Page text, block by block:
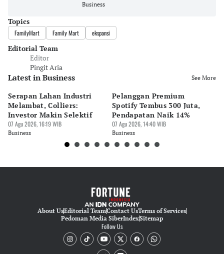
Business
Topics
FamilyMart Family Mart ekspansi
Editorial Team
Editor
Pingit Aria
Latest in Business See More
Serapan Lahan Industri
Melambat, Colliers:
Investor Makin Selektif
07 Agu 2026, 16:19 WIB
Business
Pelanggan Premium
Spotify Tembus 300 Juta,
Pendapatan Naik 14%
07 Agu 2026, 14:40 WIB
Business
About UsEditorial TeamContact UsTerms of Services
Pedoman Media SiberIndexSitemap
Follow Us